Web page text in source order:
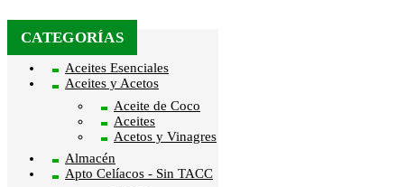
CATEGORÍAS
Aceites Esenciales
Aceites y Acetos
Aceite de Coco
Aceites
Acetos y Vinagres
Almacén
Apto Celíacos - Sin TACC